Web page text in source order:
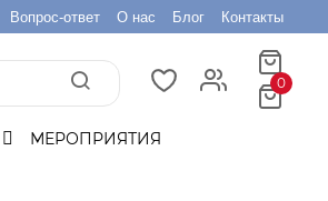
Вопрос-ответ О нас Блог Контакты
0
МЕРОПРИЯТИЯ